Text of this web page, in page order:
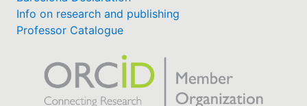
Info on research and publishing
Professor Catalogue